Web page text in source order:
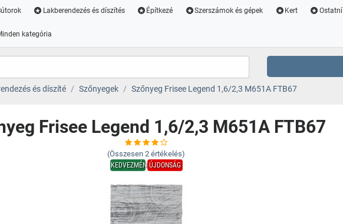
Lakberendezés és díszítés Építkezé Szerszámok és gépek Kert Ostatní
kategória
és díszíté Szőnyegek Szőnyeg Frisee Legend 1,6/2,3 M651A FTB67
Frisee Legend 1,6/2,3 M651A FTB67
(Összesen 2 értékelés)
KEDVEZMÉNYÚJDONSÁG